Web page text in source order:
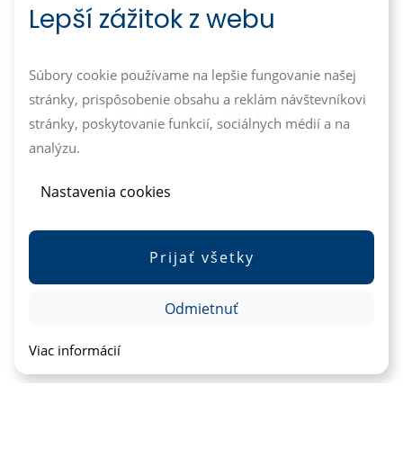
info@mediareal.sk
+421 949 702 800
Lepší zážitok z webu
Súbory cookie používame na lepšie fungovanie našej
stránky, prispôsobenie obsahu a reklám návštevníkovi
stránky, poskytovanie funkcií, sociálnych médií a na
analýzu.
Nastavenia cookies
Prijať všetky
Odmietnuť
Viac informácií